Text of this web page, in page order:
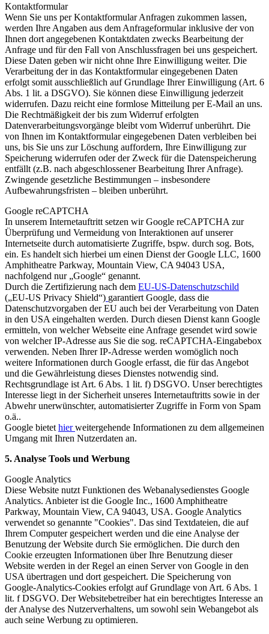
Kontaktformular
Wenn Sie uns per Kontaktformular Anfragen zukommen lassen,
werden Ihre Angaben aus dem Anfrageformular inklusive der von
Ihnen dort angegebenen Kontaktdaten zwecks Bearbeitung der
Anfrage und für den Fall von Anschlussfragen bei uns gespeichert.
Diese Daten geben wir nicht ohne Ihre Einwilligung weiter. Die
Verarbeitung der in das Kontaktformular eingegebenen Daten
erfolgt somit ausschließlich auf Grundlage Ihrer Einwilligung (Art. 6
Abs. 1 lit. a DSGVO). Sie können diese Einwilligung jederzeit
widerrufen. Dazu reicht eine formlose Mitteilung per E-Mail an uns.
Die Rechtmäßigkeit der bis zum Widerruf erfolgten
Datenverarbeitungsvorgänge bleibt vom Widerruf unberührt. Die
von Ihnen im Kontaktformular eingegebenen Daten verbleiben bei
uns, bis Sie uns zur Löschung auffordern, Ihre Einwilligung zur
Speicherung widerrufen oder der Zweck für die Datenspeicherung
entfällt (z.B. nach abgeschlossener Bearbeitung Ihrer Anfrage).
Zwingende gesetzliche Bestimmungen – insbesondere
Aufbewahrungsfristen – bleiben unberührt.
Google reCAPTCHA
In unserem Internetauftritt setzen wir Google reCAPTCHA zur
Überprüfung und Vermeidung von Interaktionen auf unserer
Internetseite durch automatisierte Zugriffe, bspw. durch sog. Bots,
ein. Es handelt sich hierbei um einen Dienst der Google LLC, 1600
Amphitheatre Parkway, Mountain View, CA 94043 USA,
nachfolgend nur „Google“ genannt.
Durch die Zertifizierung nach dem EU-US-Datenschutzschild
(„EU-US Privacy Shield“) garantiert Google, dass die
Datenschutzvorgaben der EU auch bei der Verarbeitung von Daten
in den USA eingehalten werden. Durch diesen Dienst kann Google
ermitteln, von welcher Webseite eine Anfrage gesendet wird sowie
von welcher IP-Adresse aus Sie die sog. reCAPTCHA-Eingabebox
verwenden. Neben Ihrer IP-Adresse werden womöglich noch
weitere Informationen durch Google erfasst, die für das Angebot
und die Gewährleistung dieses Dienstes notwendig sind.
Rechtsgrundlage ist Art. 6 Abs. 1 lit. f) DSGVO. Unser berechtigtes
Interesse liegt in der Sicherheit unseres Internetauftritts sowie in der
Abwehr unerwünschter, automatisierter Zugriffe in Form von Spam
o.ä..
Google bietet hier weitergehende Informationen zu dem allgemeinen
Umgang mit Ihren Nutzerdaten an.
5. Analyse Tools und Werbung
Google Analytics
Diese Website nutzt Funktionen des Webanalysedienstes Google
Analytics. Anbieter ist die Google Inc., 1600 Amphitheatre
Parkway, Mountain View, CA 94043, USA. Google Analytics
verwendet so genannte "Cookies". Das sind Textdateien, die auf
Ihrem Computer gespeichert werden und die eine Analyse der
Benutzung der Website durch Sie ermöglichen. Die durch den
Cookie erzeugten Informationen über Ihre Benutzung dieser
Website werden in der Regel an einen Server von Google in den
USA übertragen und dort gespeichert. Die Speicherung von
Google-Analytics-Cookies erfolgt auf Grundlage von Art. 6 Abs. 1
lit. f DSGVO. Der Websitebetreiber hat ein berechtigtes Interesse an
der Analyse des Nutzerverhaltens, um sowohl sein Webangebot als
auch seine Werbung zu optimieren.